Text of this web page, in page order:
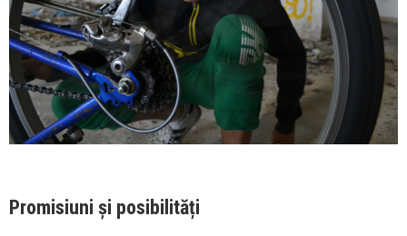
Promisiuni și posibilități